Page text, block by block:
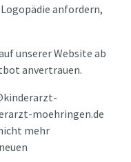
anfordern,
unserer Website ab
anvertrauen.
moehringen.de
mehr